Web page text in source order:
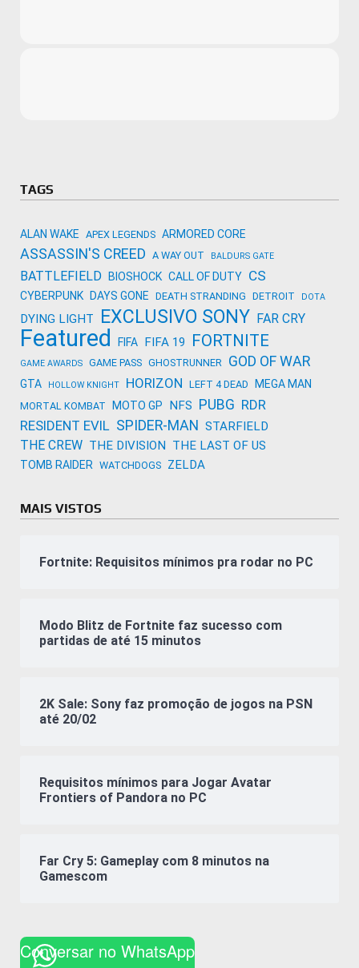
TAGS
ALAN WAKE APEX LEGENDS ARMORED CORE
ASSASSIN'S CREED A WAY OUT BALDURS GATE
BATTLEFIELD BIOSHOCK CALL OF DUTY CS
CYBERPUNK DAYS GONE DEATH STRANDING DETROIT DOTA
DYING LIGHT EXCLUSIVO SONY FAR CRY
Featured FIFA FIFA 19 FORTNITE
GAME AWARDS GAME PASS GHOSTRUNNER GOD OF WAR
GTA HOLLOW KNIGHT HORIZON LEFT 4 DEAD MEGA MAN
MORTAL KOMBAT MOTO GP NFS PUBG RDR
RESIDENT EVIL SPIDER-MAN STARFIELD
THE CREW THE DIVISION THE LAST OF US
TOMB RAIDER WATCHDOGS ZELDA
MAIS VISTOS
Fortnite: Requisitos mínimos pra rodar no PC
Modo Blitz de Fortnite faz sucesso com
partidas de até 15 minutos
2K Sale: Sony faz promoção de jogos na PSN
até 20/02
Requisitos mínimos para Jogar Avatar
Frontiers of Pandora no PC
Far Cry 5: Gameplay com 8 minutos na
Gamescom
Conversar no WhatsApp